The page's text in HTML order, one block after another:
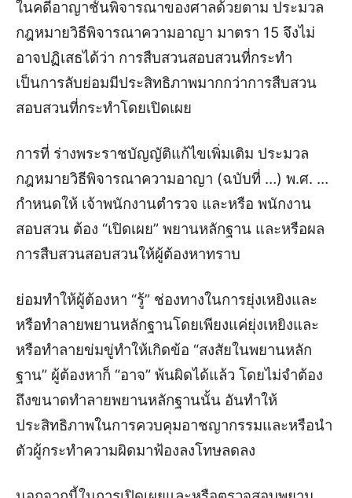
ในคดีอาญาชั้นพิจารณาของศาลด้วยตาม ประมวล
กฎหมายวิธีพิจารณาความอาญา มาตรา 15 จึงไม่
อาจปฏิเสธได้ว่า การสืบสวนสอบสวนที่กระทำ
เป็นการลับย่อมมีประสิทธิภาพมากกว่าการสืบสวน
สอบสวนที่กระทำโดยเปิดเผย
การที่ ร่างพระราชบัญญัติแก้ไขเพิ่มเติม ประมวล
กฎหมายวิธีพิจารณาความอาญา (ฉบับที่ …) พ.ศ. …
กำหนดให้ เจ้าพนักงานตำรวจ และหรือ พนักงาน
สอบสวน ต้อง “เปิดเผย” พยานหลักฐาน และหรือผล
การสืบสวนสอบสวนให้ผู้ต้องหาทราบ
ย่อมทำให้ผู้ต้องหา “รู้” ช่องทางในการยุ่งเหยิงและ
หรือทำลายพยานหลักฐานโดยเพียงแค่ยุ่งเหยิงและ
หรือทำลายข่มขู่ทำให้เกิดข้อ “สงสัยในพยานหลัก
ฐาน” ผู้ต้องหาก็ “อาจ” พ้นผิดได้แล้ว โดยไม่จำต้อง
ถึงขนาดทำลายพยานหลักฐานนั้น อันทำให้
ประสิทธิภาพในการควบคุมอาชญากรรมและหรือนำ
ตัวผู้กระทำความผิดมาฟ้องลงโทษลดลง